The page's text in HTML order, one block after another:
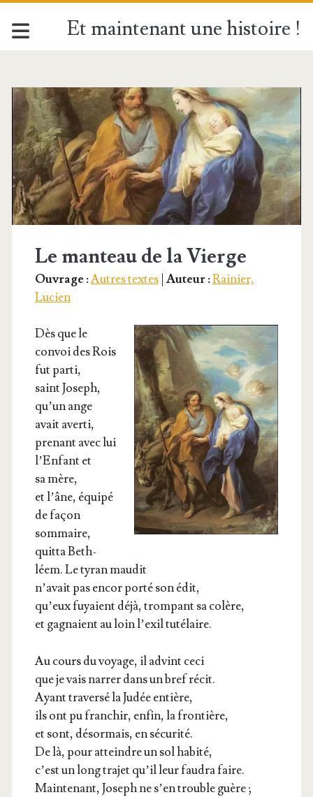
Et maintenant une histoire !
Étiquette :
<span>Enfant-
Jésus</span>
Le manteau de la Vierge
Ouvrage :Autres textes| Auteur :Rainier,
Lucien
Dès que le
convoi des Rois
fut parti,
saint Joseph,
qu’un ange
avait averti,
pre­nant avec lui
l’Enfant et
sa mère,
et l’âne, équi­pé
de façon
sommaire,
quit­ta Beth­
léem. Le tyran maudit
n’avait pas encor por­té son édit,
qu’eux fuyaient déjà, trom­pant sa colère,
et gagnaient au loin l’exil tutélaire.
Au cours du voyage, il advint ceci
que je vais nar­rer dans un bref récit.
Ayant tra­ver­sé la Judée entière,
ils ont pu fran­chir, enfin, la frontière,
et sont, désor­mais, en sécurité.
De là, pour atteindre un sol habité,
c’est un long tra­jet qu’il leur fau­dra faire.
Main­te­nant, Joseph ne s’en trouble guère ;